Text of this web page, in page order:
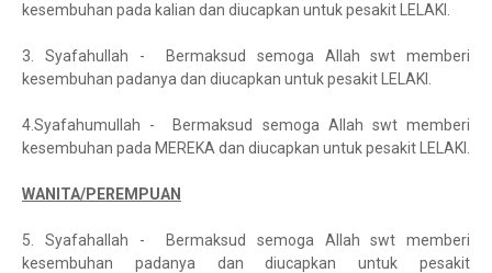
kesembuhan pada kalian dan diucapkan untuk pesakit LELAKI.
3. Syafahullah - Bermaksud semoga Allah swt memberi
kesembuhan padanya dan diucapkan untuk pesakit LELAKI.
4.Syafahumullah - Bermaksud semoga Allah swt memberi
kesembuhan pada MEREKA dan diucapkan untuk pesakit LELAKI.
WANITA/PEREMPUAN
5. Syafahallah - Bermaksud semoga Allah swt memberi
kesembuhan padanya dan diucapkan untuk pesakit